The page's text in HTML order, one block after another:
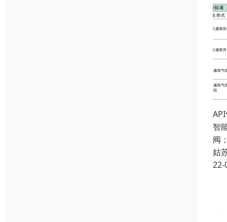
智
阀
姑
22-